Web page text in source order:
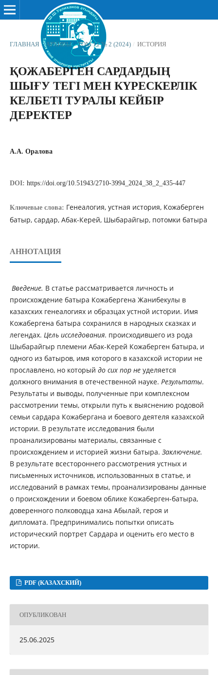
ГЛАВНАЯ / АРХИВЫ / ТОМ 11 № 2 (2024) / ИСТОРИЯ
ҚОЖАБЕРГЕН САРДАРДЫҢ
ШЫҒУ ТЕГІ МЕН КҮРЕСКЕРЛІК
КЕЛБЕТІ ТУРАЛЫ КЕЙБІР
ДЕРЕКТЕР
А.А. Оралова
DOI: https://doi.org/10.51943/2710-3994_2024_38_2_435-447
Ключевые слова: Генеалогия, устная история, Кожаберген
батыр, сардар, Абак-Керей, Шыбарайгыр, потомки батыра
АННОТАЦИЯ
Введение. В статье рассматривается личность и
происхождение батыра Кожабергена Жанибекулы в
казахских генеалогиях и образцах устной истории. Имя
Кожабергена батыра сохранился в народных сказках и
легендах. Цель исследования. происходившего из рода
Шыбарайгыр племени Абак-Керей Кожаберген батыра, и
одного из батыров, имя которого в казахской истории не
прославлено, но который до сих пор неуделяется
должного внимания в отечественной науке. Результаты.
Результаты и выводы, полученные при комплексном
рассмотрении темы, открыли путь к выяснению родовой
семьи сардара Кожабергана и боевого деятеля казахской
истории. В результате исследования были
проанализированы материалы, связанные с
происхождением и историей жизни батыра. Заключение.
В результате всестороннего рассмотрения устных и
письменных источников, использованных в статье, и
исследований в рамках темы, проанализированы данные
о происхождении и боевом облике Кожаберген-батыра,
доверенного полководца хана Абылай, героя и
дипломата. Предпринимались попытки описать
исторический портрет Сардара и оценить его место в
истории.
PDF (КАЗАХСКИЙ)
ОПУБЛИКОВАН
25.06.2025